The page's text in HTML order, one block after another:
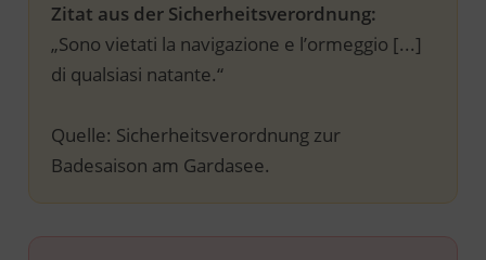
Zitat aus der Sicherheitsverordnung:
„Sono vietati la navigazione e l’ormeggio [...]
di qualsiasi natante.“
Quelle: Sicherheitsverordnung zur
Badesaison am Gardasee.